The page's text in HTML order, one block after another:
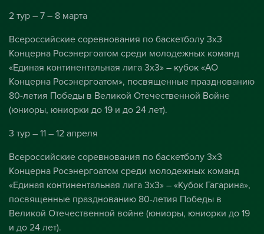
2 тур – 7 – 8 марта
Всероссийские соревнования по баскетболу 3х3
Концерна Росэнергоатом среди молодежных команд
«Единая континентальная лига 3х3» – кубок «АО
Концерна Росэнергоатом», посвященные празднованию
80-летия Победы в Великой Отечественной Войне
(юниоры, юниорки до 19 и до 24 лет).
3 тур – 11 – 12 апреля
Всероссийские соревнования по баскетболу 3х3
Концерна Росэнергоатом среди молодежных команд
«Единая континентальная лига 3х3» – «Кубок Гагарина»,
посвященные празднованию 80-летия Победы в
Великой Отечественной войне (юниоры, юниорки до 19
и до 24 лет).